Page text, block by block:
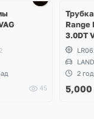
45
Range
3.0DT
2
5,000